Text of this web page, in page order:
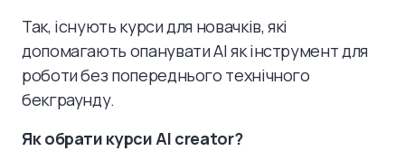
Так, існують курси для новачків, які
допомагають опанувати AI як інструмент для
роботи без попереднього технічного
бекграунду.
Як обрати курси AI creator?